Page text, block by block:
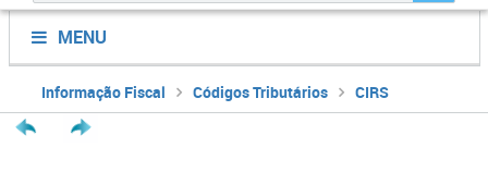
MENU
Informação Fiscal Códigos Tributários CIRS